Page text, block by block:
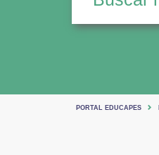
PORTAL EDUCAPES